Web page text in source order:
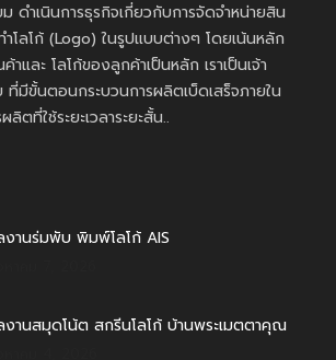
ดำเนินการธุรกิจเกี่ยวกับการจัดจำหน่ายสิน
โลโก้ (Logo) ในรูปแบบต่างๆ โดยเน้นหลัก
าและ โลโก้ของลูกค้าเป็นหลัก เราเป็นเจ้า
ที่มีขั้นตอนกระบวนการผลิตเบ็ดเสร็จภายใน
ตที่ใช้ระยะเวลาระยะสั้น..
งานร่มพับ พิมพ์โลโก้ AIS
งานสมุดโน้ต สกรีนโลโก้ บ้านพระเมตตาคุณ